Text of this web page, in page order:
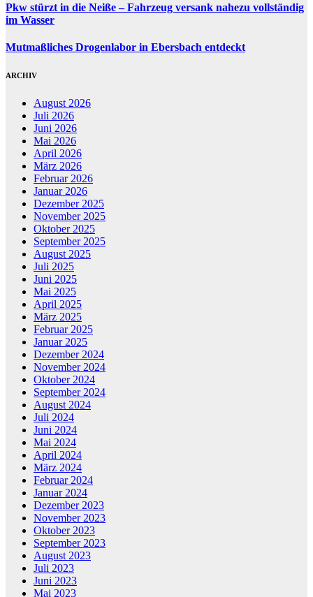
Pkw stürzt in die Neiße – Fahrzeug versank nahezu vollständig
im Wasser
Mutmaßliches Drogenlabor in Ebersbach entdeckt
ARCHIV
August 2026
Juli 2026
Juni 2026
Mai 2026
April 2026
März 2026
Februar 2026
Januar 2026
Dezember 2025
November 2025
Oktober 2025
September 2025
August 2025
Juli 2025
Juni 2025
Mai 2025
April 2025
März 2025
Februar 2025
Januar 2025
Dezember 2024
November 2024
Oktober 2024
September 2024
August 2024
Juli 2024
Juni 2024
Mai 2024
April 2024
März 2024
Februar 2024
Januar 2024
Dezember 2023
November 2023
Oktober 2023
September 2023
August 2023
Juli 2023
Juni 2023
Mai 2023